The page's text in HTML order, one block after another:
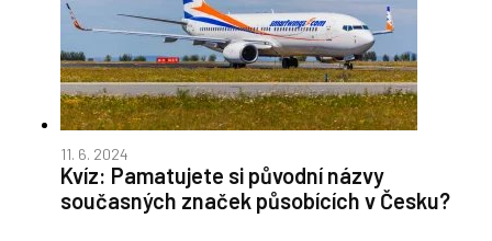
11. 6. 2024
Kvíz: Pamatujete si původní názvy
současných značek působících v Česku?